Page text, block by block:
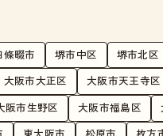
條畷市 堺市中区 堺市北区
大阪市大正区 大阪市天王寺区
阪市生野区 大阪市福島区